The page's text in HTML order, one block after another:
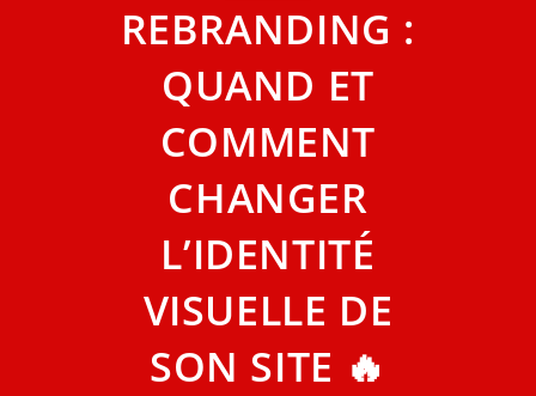
REBRANDING :
QUAND ET
COMMENT
CHANGER
L’IDENTITÉ
VISUELLE DE
SON SITE 🔥